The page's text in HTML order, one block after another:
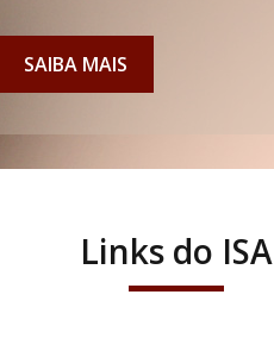
SAIBA MAIS
Links do ISA